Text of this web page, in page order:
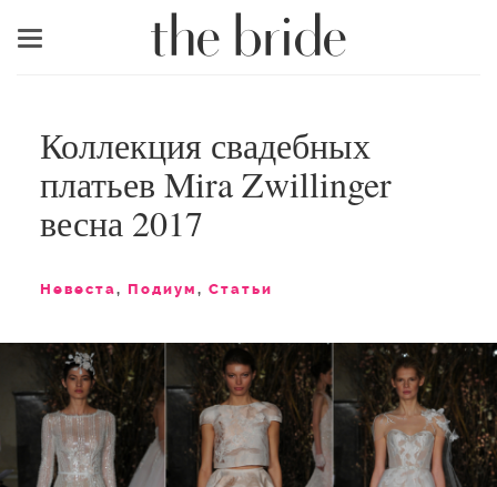
Меню
Коллекция свадебных
платьев Mira Zwillinger
весна 2017
Невеста, Подиум , Статьи